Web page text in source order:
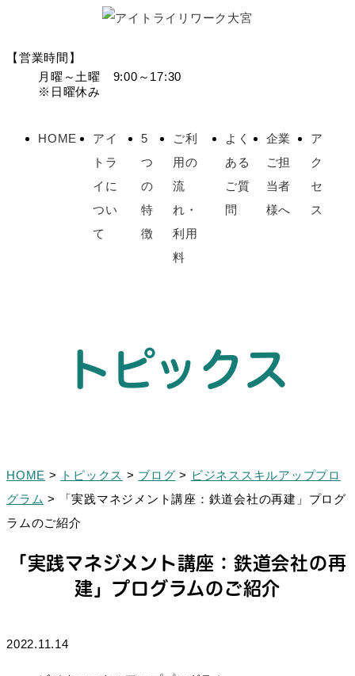
【営業時間】
月曜～土曜 9:00～17:30
※日曜休み
HOME
アイ
トラ
イに
つい
て
5
つ
の
特
徴
ご利
用の
流
れ・
利用
料
よく
ある
ご質
問
企業
ご担
当者
様へ
ア
ク
セ
ス
トピックス
HOME > トピックス > ブログ > ビジネススキルアッププロ
グラム >
「実践マネジメント講座：鉄道会社の再建」プログ
ラムのご紹介
「実践マネジメント講座：鉄道会社の再
建」プログラムのご紹介
2022.11.14